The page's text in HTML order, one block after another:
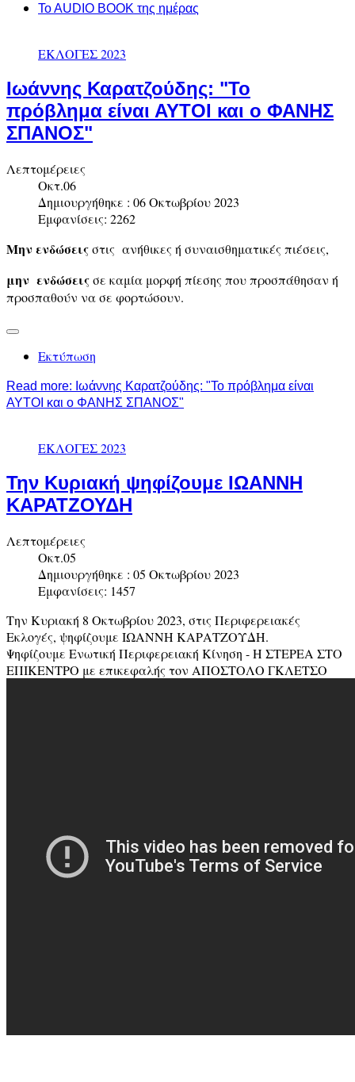
To AUDIO BOOK της ημέρας
ΕΚΛΟΓΕΣ 2023
Ιωάννης Καρατζούδης: "Το
πρόβλημα είναι ΑΥΤΟΙ και ο ΦΑΝΗΣ
ΣΠΑΝΟΣ"
Λεπτομέρειες
Οκτ.06
Δημιουργήθηκε : 06 Οκτωβρίου 2023
Εμφανίσεις: 2262
Μην ενδώσειςστις ανήθικες ή συναισθηματικές πιέσεις,
μην ενδώσειςσε καμία μορφή πίεσης που προσπάθησαν ή
προσπαθούν να σε φορτώσουν.
Εκτύπωση
Read more: Ιωάννης Καρατζούδης: "Το πρόβλημα είναι
ΑΥΤΟΙ και ο ΦΑΝΗΣ ΣΠΑΝΟΣ"
ΕΚΛΟΓΕΣ 2023
Την Κυριακή ψηφίζουμε ΙΩΑΝΝΗ
ΚΑΡΑΤΖΟΥΔΗ
Λεπτομέρειες
Οκτ.05
Δημιουργήθηκε : 05 Οκτωβρίου 2023
Εμφανίσεις: 1457
Την Κυριακή 8 Οκτωβρίου 2023, στις Περιφερειακές
Εκλογές, ψηφίζουμε ΙΩΑΝΝΗ ΚΑΡΑΤΖΟΥΔΗ.
Ψηφίζουμε Ενωτική Περιφερειακή Κίνηση - Η ΣΤΕΡΕΑ ΣΤΟ
ΕΠΙΚΕΝΤΡΟ με επικεφαλής τον ΑΠΟΣΤΟΛΟ ΓΚΛΕΤΣΟ